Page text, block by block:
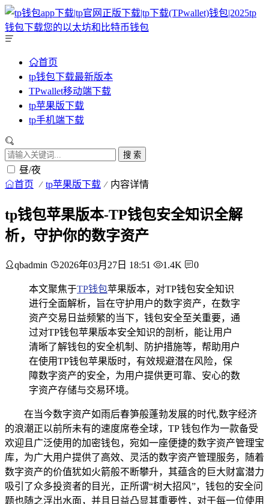
首页
tp钱包下载最新版本
TPwallet移动端下载
tp苹果版下载
tp手机端下载
搜 索
昼/夜
首页 tp苹果版下载 内容详情
tp钱包苹果版本-TP钱包安全知识全解
析，守护你的数字资产
qbadmin 2026年03月27日 18:51 1.4K 0
本文聚焦于TP钱包苹果版本，对TP钱包安全知识
进行全面解析，旨在守护用户的数字资产，在数字
资产交易日益频繁的当下，钱包安全至关重要，通
过对TP钱包苹果版本安全知识的剖析，能让用户
清晰了解钱包的安全机制、防护措施等，帮助用户
在使用TP钱包苹果版时，有效规避潜在风险，保
障数字资产的安全，为用户提供更可靠、安心的数
字资产存储与交易环境。
在当今数字资产如雨后春笋般蓬勃发展的时代,数字经济
的浪潮正以前所未有的速度席卷全球，TP 钱包作为一款备受
欢迎且广泛使用的加密钱包，宛如一座便捷的数字资产管理宝
库，为广大用户提供了高效、灵活的数字资产管理服务，随着
数字资产的价值犹如火箭般不断攀升，其蕴含的巨大财富潜力
吸引了众多投资者的目光，正所谓“树大招风”，钱包的安全问
题也随之浮出水面，并且日益凸显其重要性，对于每一位使用